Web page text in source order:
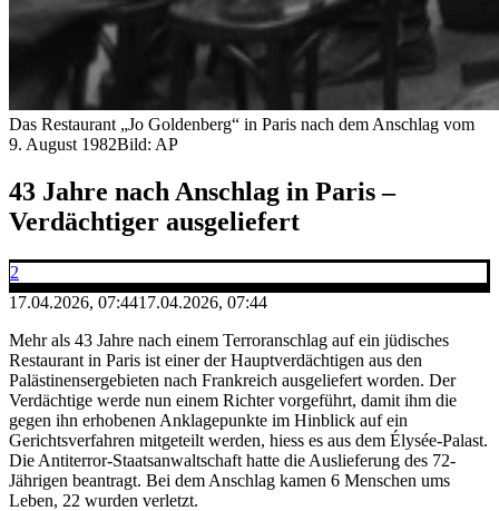
Das Restaurant „Jo Goldenberg“ in Paris nach dem Anschlag vom
9. August 1982Bild: AP
43 Jahre nach Anschlag in Paris –
Verdächtiger ausgeliefert
2
17.04.2026, 07:4417.04.2026, 07:44
Mehr als 43 Jahre nach einem Terroranschlag auf ein jüdisches
Restaurant in Paris ist einer der Hauptverdächtigen aus den
Palästinensergebieten nach Frankreich ausgeliefert worden. Der
Verdächtige werde nun einem Richter vorgeführt, damit ihm die
gegen ihn erhobenen Anklagepunkte im Hinblick auf ein
Gerichtsverfahren mitgeteilt werden, hiess es aus dem Élysée-Palast.
Die Antiterror-Staatsanwaltschaft hatte die Auslieferung des 72-
Jährigen beantragt. Bei dem Anschlag kamen 6 Menschen ums
Leben, 22 wurden verletzt.